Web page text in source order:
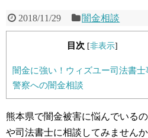
2018/11/29 闇金相談
目次 [非表示]
闇金に強い！ウィズユー司法書士
警察への闇金相談
熊本県で闇金被害に悩んでいる
や司法書士に相談してみませんか